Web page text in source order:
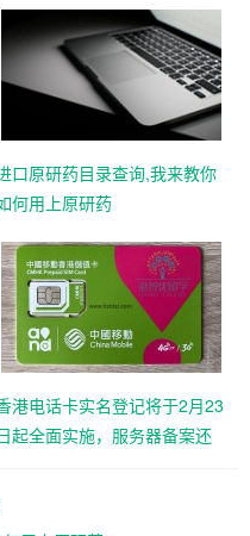
口原研药目录查询,我来教你
何用上原研药
港电话卡实名登记将于2月23
起全面实施，服务器备案还